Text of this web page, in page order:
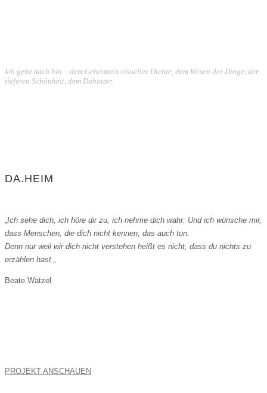
Ich gebe mich hin – dem Geheimnis visueller Dichte, dem Wesen der Dinge, der
tieferen Schönheit, dem Dahinter.
DA.HEIM
„Ich sehe dich, ich höre dir zu, ich nehme dich wahr. Und ich wünsche mir,
dass Menschen, die dich nicht kennen, das auch tun.
Denn nur weil wir dich nicht verstehen heißt es nicht, dass du nichts zu
erzählen hast.
Beate Wätzel
PROJEKT ANSCHAUEN